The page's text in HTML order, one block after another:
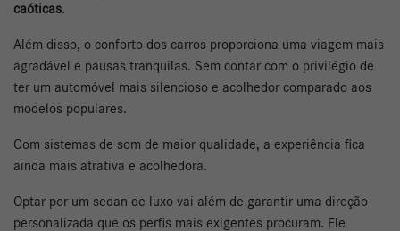
caóticas.
Além disso, o conforto dos carros proporciona uma viagem mais
agradável e pausas tranquilas. Sem contar com o privilégio de
ter um automóvel mais silencioso e acolhedor comparado aos
modelos populares.
Com sistemas de som de maior qualidade, a experiência fica
ainda mais atrativa e acolhedora.
Optar por um sedan de luxo vai além de garantir uma direção
personalizada que os perfis mais exigentes procuram. Ele